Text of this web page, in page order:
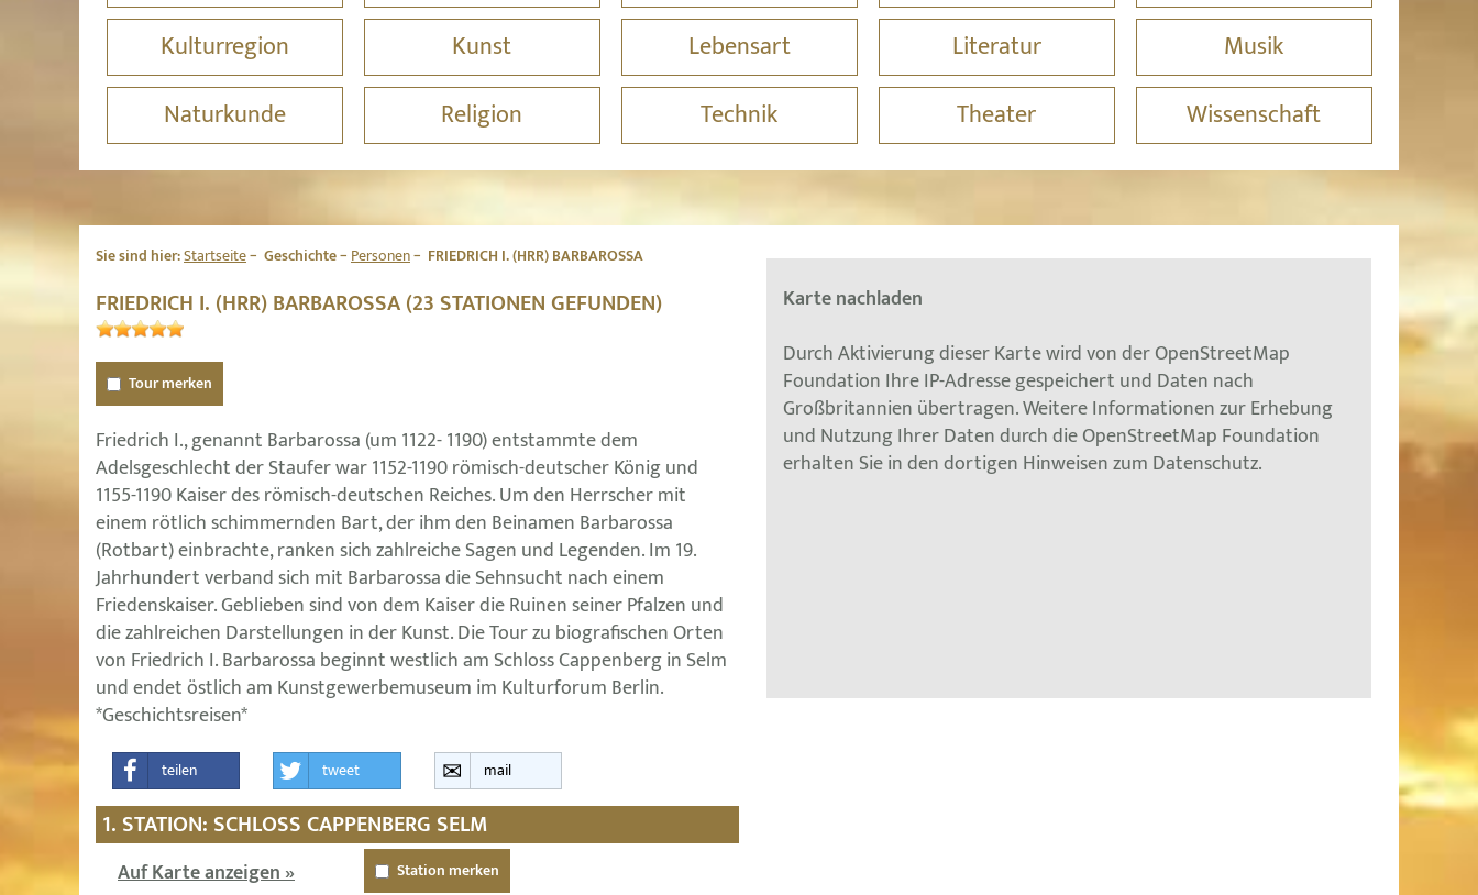
Kulturregion
Kunst Lebensart Literatur
Musik
Naturkunde
Religion Technik Theater Wissenschaft
Sie sind hier:Startseite Geschichte Personen FRIEDRICH I. (HRR) BARBAROSSA
FRIEDRICH I. (HRR) BARBAROSSA (23 STATIONEN GEFUNDEN)
Tour merken
Friedrich I., genannt Barbarossa (um 1122- 1190) entstammte dem
Adelsgeschlecht der Staufer war 1152-1190 römisch-deutscher König und
1155-1190 Kaiser des römisch-deutschen Reiches. Um den Herrscher mit
einem rötlich schimmernden Bart, der ihm den Beinamen Barbarossa
(Rotbart) einbrachte, ranken sich zahlreiche Sagen und Legenden. Im 19.
Jahrhundert verband sich mit Barbarossa die Sehnsucht nach einem
Friedenskaiser. Geblieben sind von dem Kaiser die Ruinen seiner Pfalzen und
die zahlreichen Darstellungen in der Kunst. Die Tour zu biografischen Orten
von Friedrich I. Barbarossa beginnt westlich am Schloss Cappenberg in Selm
und endet östlich am Kunstgewerbemuseum im Kulturforum Berlin.
*Geschichtsreisen*
teilen tweet mail
1. STATION: SCHLOSS CAPPENBERG SELM
Auf Karte anzeigen » Station merken
Karte nachladen
Durch Aktivierung dieser Karte wird von der OpenStreetMap
Foundation Ihre IP-Adresse gespeichert und Daten nach
Großbritannien übertragen. Weitere Informationen zur Erhebung
und Nutzung Ihrer Daten durch die OpenStreetMap Foundation
erhalten Sie in den dortigen Hinweisen zum Datenschutz.